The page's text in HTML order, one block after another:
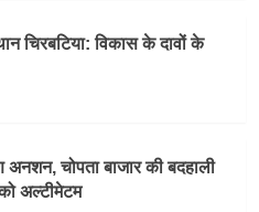
चिरबटिया: विकास के दावों के
चोपता बाजार की बदहाली
अल्टीमेटम